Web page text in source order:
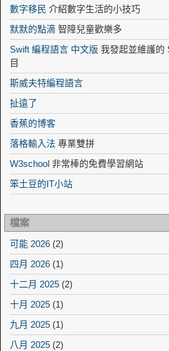
數字移民 介紹數字生活的小技巧
默默的點滴 智障兒童歡樂多
Swift 編程語言 中文版 我發起並維護的
目
斯威夫特編程語言
扯遠了
香蕉的博客
落格輸入法 專業雙拼
W3school 非常棒的免費學習網站
笨土豆的IT小站
檔案
可能 2026 (2)
四月 2026 (1)
十二月 2025 (2)
十月 2025 (1)
九月 2025 (1)
八月 2025 (2)